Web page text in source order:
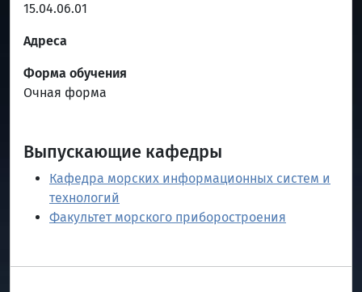
15.04.06.01
Адреса
Форма обучения
Очная форма
Выпускающие кафедры
Кафедра морских информационных систем и
технологий
Факультет морского приборостроения